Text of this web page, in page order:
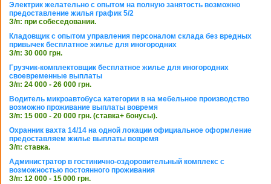
Электрик желательно с опытом на полную занятость возможно
предоставление жилья график 5/2
З/п: при собеседовании.
Кладовщик с опытом управления персоналом склада без вредных
привычек бесплатное жилье для иногородних
З/п: 30 000 грн.
Грузчик-комплектовщик бесплатное жилье для иногородних
своевременные выплаты
З/п: 24 000 - 26 000 грн.
Водитель микроавтобуса категории в на мебельное производство
возможно проживание выплаты вовремя
З/п: 15 000 - 20 000 грн. (ставка+ бонусы).
Охранник вахта 14/14 на одной локации официальное оформление
предоставляем жилье выплаты вовремя
З/п: ставка.
Администратор в гостинично-оздоровительный комплекс с
возможностью постоянного проживания
З/п: 12 000 - 15 000 грн.